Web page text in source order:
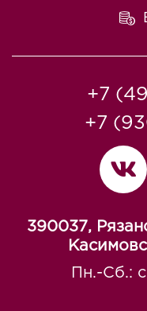
+7
+7
390037,
Пн.-Сб.: с